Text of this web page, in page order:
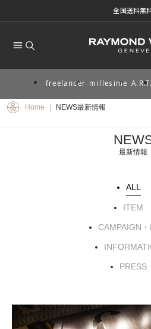
全国送料無
freelancer millesime A.R.T.
content
Home NEWS最新情報
最新情報
ALL
ITEM
CAMPAIGN
PRESS